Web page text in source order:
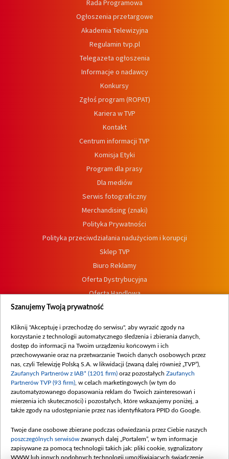
Rada Programowa
Ogłoszenia przetargowe
Akademia Telewizyjna
Regulamin tvp.pl
Telegazeta ogłoszenia
Informacje o nadawcy
Konkursy
Zgłoś program (ROPAT)
Kariera w TVP
Kontakt
Centrum informacji TVP
Komisja Etyki
Program dla prasy
Dla mediów
Serwis fotograficzny
Merchandising (znaki)
Polityka Prywatności
Polityka przeciwdziałania nadużyciom i korupcji
Sklep TVP
Biuro Reklamy
Oferta Dystrybucyjna
Oferta Handlowa
Dostępność
Procedura zgłoszeń wewnętrznych
Szanujemy Twoją prywatność
Kliknij "Akceptuję i przechodzę do serwisu", aby wyrazić zgody na
korzystanie z technologii automatycznego śledzenia i zbierania danych,
dostęp do informacji na Twoim urządzeniu końcowym i ich
przechowywanie oraz na przetwarzanie Twoich danych osobowych przez
nas, czyli Telewizję Polską S.A. w likwidacji (zwaną dalej również „TVP”),
Zaufanych Partnerów z IAB* (1201 firm) oraz pozostałych Zaufanych
Partnerów TVP (93 firm) , w celach marketingowych (w tym do
zautomatyzowanego dopasowania reklam do Twoich zainteresowań i
mierzenia ich skuteczności) i pozostałych, które wskazujemy poniżej, a
także zgody na udostępnianie przez nas identyfikatora PPID do Google.
Twoje dane osobowe zbierane podczas odwiedzania przez Ciebie naszych
poszczególnych serwisów zwanych dalej „Portalem”, w tym informacje
zapisywane za pomocą technologii takich jak: pliki cookie, sygnalizatory
WWW lub innych podobnych technologii umożliwiających świadczenie